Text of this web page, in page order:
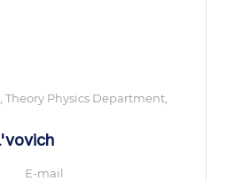
Theory Physics Department,
E-mail